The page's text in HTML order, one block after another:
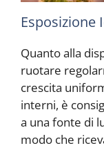
Esposizione
Quanto alla
ruotare
crescita
interni, è
a una fonte di
modo che